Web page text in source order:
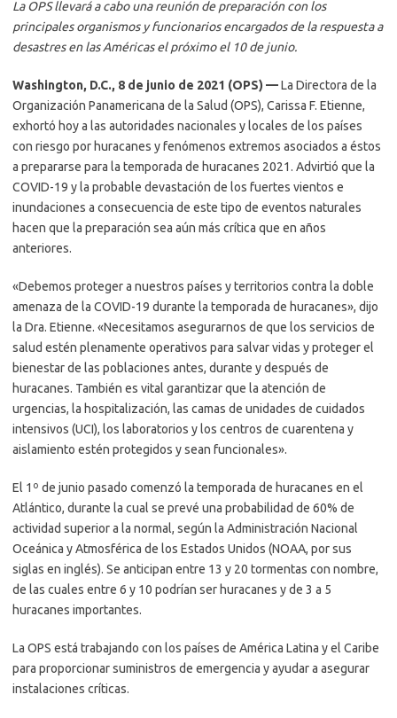
La OPS llevará a cabo una reunión de preparación con los
principales organismos y funcionarios encargados de la respuesta a
desastres en las Américas el próximo el 10 de junio.
Washington, D.C., 8 de junio de 2021 (OPS) —La Directora de la
Organización Panamericana de la Salud (OPS), Carissa F. Etienne,
exhortó hoy a las autoridades nacionales y locales de los países
con riesgo por huracanes y fenómenos extremos asociados a éstos
a prepararse para la temporada de huracanes 2021. Advirtió que la
COVID-19 y la probable devastación de los fuertes vientos e
inundaciones a consecuencia de este tipo de eventos naturales
hacen que la preparación sea aún más crítica que en años
anteriores.
«Debemos proteger a nuestros países y territorios contra la doble
amenaza de la COVID-19 durante la temporada de huracanes», dijo
la Dra. Etienne. «Necesitamos asegurarnos de que los servicios de
salud estén plenamente operativos para salvar vidas y proteger el
bienestar de las poblaciones antes, durante y después de
huracanes. También es vital garantizar que la atención de
urgencias, la hospitalización, las camas de unidades de cuidados
intensivos (UCI), los laboratorios y los centros de cuarentena y
aislamiento estén protegidos y sean funcionales».
El 1º de junio pasado comenzó la temporada de huracanes en el
Atlántico, durante la cual se prevé una probabilidad de 60% de
actividad superior a la normal, según la Administración Nacional
Oceánica y Atmosférica de los Estados Unidos (NOAA, por sus
siglas en inglés). Se anticipan entre 13 y 20 tormentas con nombre,
de las cuales entre 6 y 10 podrían ser huracanes y de 3 a 5
huracanes importantes.
La OPS está trabajando con los países de América Latina y el Caribe
para proporcionar suministros de emergencia y ayudar a asegurar
instalaciones críticas.